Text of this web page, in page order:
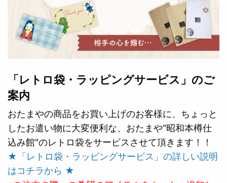
「レトロ袋・ラッピングサービス」のご
案内
おたまやの商品をお買い上げのお客様に、ちょっと
したお遣い物に大変便利な、おたまや"昭和本樽仕
込み館"のレトロ袋をサービスさせて頂きます！！
★「レトロ袋・ラッピングサービス」の詳しい説明
はコチラから ★